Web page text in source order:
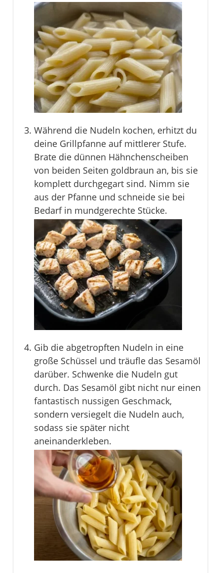
Während die Nudeln kochen, erhitzt du
deine Grillpfanne auf mittlerer Stufe.
Brate die dünnen Hähnchenscheiben
von beiden Seiten goldbraun an, bis sie
komplett durchgegart sind. Nimm sie
aus der Pfanne und schneide sie bei
Bedarf in mundgerechte Stücke.
Gib die abgetropften Nudeln in eine
große Schüssel und träufle das Sesamöl
darüber. Schwenke die Nudeln gut
durch. Das Sesamöl gibt nicht nur einen
fantastisch nussigen Geschmack,
sondern versiegelt die Nudeln auch,
sodass sie später nicht
aneinanderkleben.